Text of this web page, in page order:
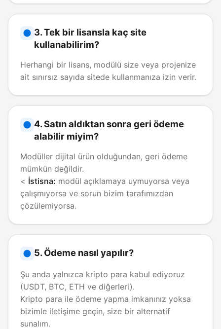
3. Tek bir lisansla kaç site
kullanabilirim?
Herhangi bir lisans, modülü size veya projenize
ait sınırsız sayıda sitede kullanmanıza izin verir.
4. Satın aldıktan sonra geri ödeme
alabilir miyim?
Modüller dijital ürün olduğundan, geri ödeme
mümkün değildir.
< İstisna: modül açıklamaya uymuyorsa veya
çalışmıyorsa ve sorun bizim tarafımızdan
çözülemiyorsa.
5. Ödeme nasıl yapılır?
Şu anda yalnızca kripto para kabul ediyoruz
(USDT, BTC, ETH ve diğerleri).
Kripto para ile ödeme yapma imkanınız yoksa
bizimle iletişime geçin, size bir alternatif
sunalım.